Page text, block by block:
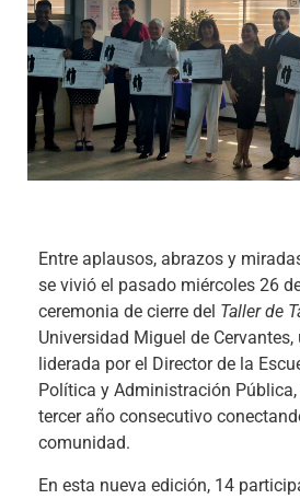
Entre aplausos, abrazos y
se vivió el pasado miércoles 26
ceremonia de cierre del Taller de
Universidad Miguel de
liderada por el Director de la
Política y Administración
tercer año consecutivo
comunidad.
En esta nueva edición, 14